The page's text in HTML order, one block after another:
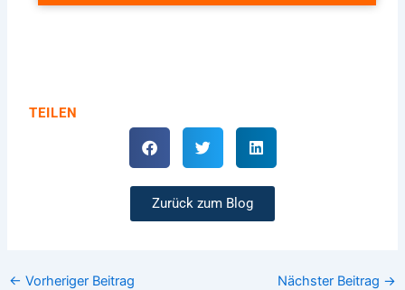
TEILEN
Zurück zum Blog
← Vorheriger Beitrag Nächster Beitrag →